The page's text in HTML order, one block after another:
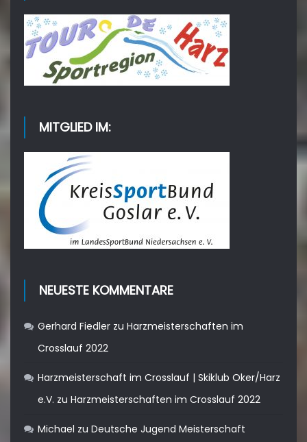
MITGLIED IM:
NEUESTE KOMMENTARE
Gerhard Fiedler zuHarzmeisterschaften im
Crosslauf 2022
Harzmeisterschaft im Crosslauf | Skiklub Oker/Harz
e.V. zuHarzmeisterschaften im Crosslauf 2022
Michael zuDeutsche Jugend Meisterschaft